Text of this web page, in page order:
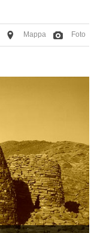
Foto
Mappa